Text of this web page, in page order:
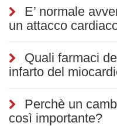
E’ normale
un attacco
Quali farmaci
infarto del
Perchè un
così importante?